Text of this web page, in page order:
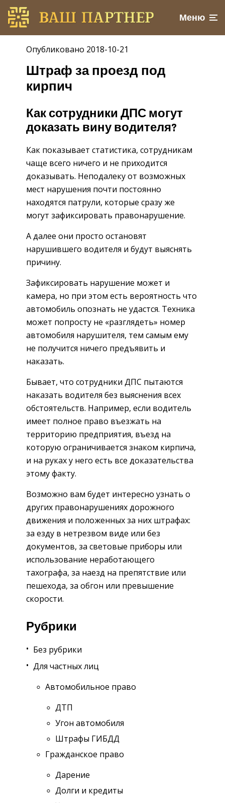
Меню
Опубликовано 2018-10-21
Штраф за проезд под
кирпич
Как сотрудники ДПС могут
доказать вину водителя?
Как показывает статистика, сотрудникам
чаще всего ничего и не приходится
доказывать. Неподалеку от возможных
мест нарушения почти постоянно
находятся патрули, которые сразу же
могут зафиксировать правонарушение.
А далее они просто остановят
нарушившего водителя и будут выяснять
причину.
Зафиксировать нарушение может и
камера, но при этом есть вероятность что
автомобиль опознать не удастся. Техника
может попросту не «разглядеть» номер
автомобиля нарушителя, тем самым ему
не получится ничего предъявить и
наказать.
Бывает, что сотрудники ДПС пытаются
наказать водителя без выяснения всех
обстоятельств. Например, если водитель
имеет полное право въезжать на
территорию предприятия, въезд на
которую ограничивается знаком кирпича,
и на руках у него есть все доказательства
этому факту.
Возможно вам будет интересно узнать о
других правонарушениях дорожного
движения и положенных за них штрафах:
за езду в нетрезвом виде или без
документов, за световые приборы или
использование неработающего
тахографа, за наезд на препятствие или
пешехода, за обгон или превышение
скорости.
Рубрики
Без рубрики
Для частных лиц
Автомобильное право
ДТП
Угон автомобиля
Штрафы ГИБДД
Гражданское право
Дарение
Долги и кредиты